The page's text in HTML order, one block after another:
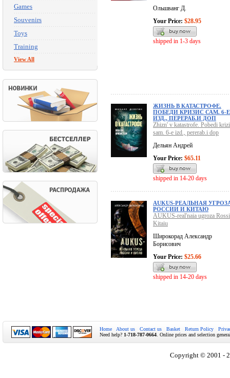
Games
Souvenirs
Toys
Training
View All
Ольшванг Д.
Your Price: $28.95
shipped in 1-3 days
ЖИЗНЬ В КАТАСТРОФЕ.
ПОБЕДИ КРИЗИС САМ. 6-Е
ИЗД., ПЕРЕРАБ.И ДОП
Zhizn' v katastrofe. Pobedi
sam. 6-e izd., pererab.i dop
Дельян Андрей
Your Price: $65.11
shipped in 14-20 days
AUKUS-РЕАЛЬНАЯ
РОССИИ И КИТАЮ
AUKUS-real'naia ugroza
Kitaiu
Широкорад Александр
Борисович
Your Price: $25.66
shipped in 14-20 days
Home About us Contact us Basket Return Policy
Need help? 1-718-787-0664 . Online prices and selection
Copyright © 2001 -